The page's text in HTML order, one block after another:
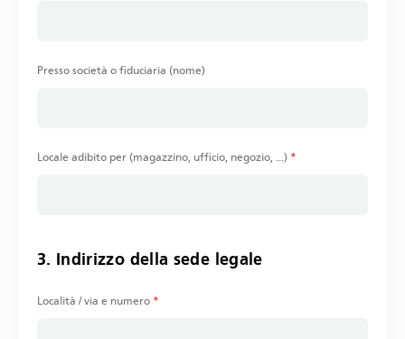
Presso società o fiduciaria (nome)
Locale adibito per (magazzino, ufficio, negozio, ...) *
3. Indirizzo della sede legale
Località / via e numero *